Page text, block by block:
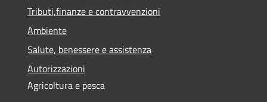
Tributi,finanze e contravvenzioni
Ambiente
Salute, benessere e assistenza
Autorizzazioni
Agricoltura e pesca